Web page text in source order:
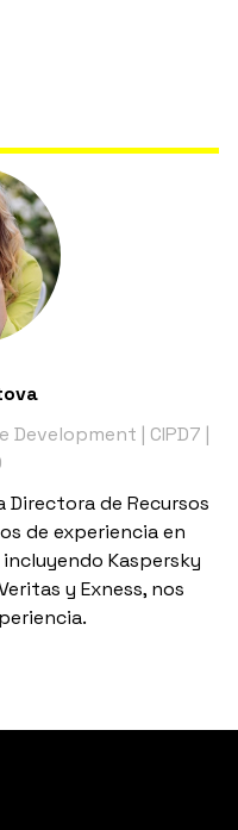
Development | CIPD7 |
Directora de Recursos
de experiencia en
Kaspersky
y Exness, nos